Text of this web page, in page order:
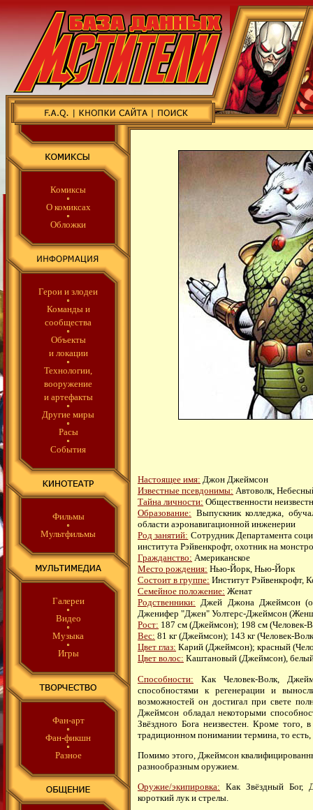
Комиксы
О комиксах
Обложки
Герои и злодеи
Команды и
сообщества
Объекты
и локации
Технологии,
вооружение
и артефакты
Другие миры
Расы
События
Фильмы
Мультфильмы
Галереи
Видео
Музыка
Игры
Фан-арт
Фан-фикшн
Разное
Настоящее имя: Джон Джеймсон
Известные псевдонимы: Автоволк,
Тайна личности: Общественности
Образование: Выпускник колледжа,
области аэронавигационной инженерии
Род занятий: Сотрудник Департамента
института Рэйвенкрофт, охотник на
Гражданство: Американское
Место рождения: Нью-Йорк, Нью-Йорк
Состоит в группе: Институт
Семейное положение: Женат
Родственники: Джей Джона Джеймсон
Дженифер "Джен" Уолтерс-Джеймсон
Рост: 187 см (Джеймсон); 198 см (Человек-
Вес: 81 кг (Джеймсон); 143 кг (Человек-
Цвет глаз: Карий (Джеймсон); красный
Цвет волос: Каштановый (Джеймсон),
Способности: Как Человек-Волк,
способностями к регенерации и
возможностей он достигал при свете
Джеймсон обладал некоторыми
Звёздного Бога неизвестен. Кроме
традиционном понимании термина, то есть,
Помимо этого, Джеймсон
разнообразным оружием.
Оружие/экипировка: Как Звёздный Бог,
короткий лук и стрелы.